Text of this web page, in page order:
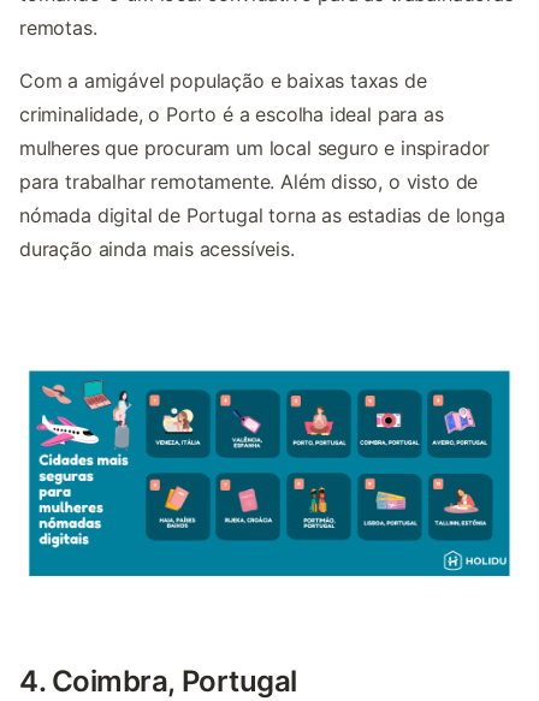
remotas.
Com a amigável população e baixas taxas de
criminalidade, o Porto é a escolha ideal para as
mulheres que procuram um local seguro e inspirador
para trabalhar remotamente. Além disso, o visto de
nómada digital de Portugal torna as estadias de longa
duração ainda mais acessíveis.
4. Coimbra, Portugal